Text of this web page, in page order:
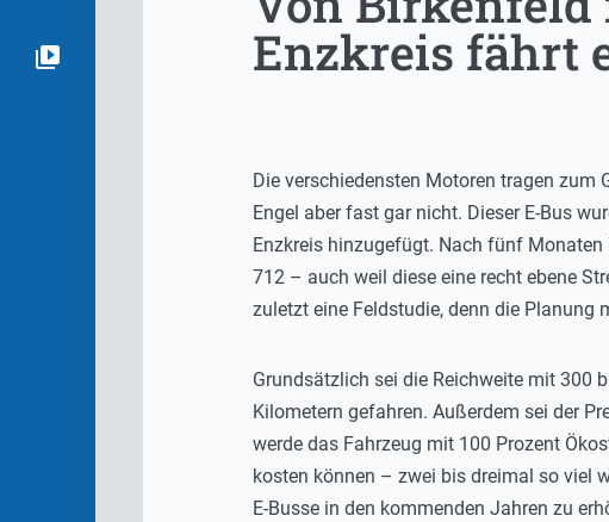
Enzkreis fährt
Die verschiedensten Motoren tragen zum
Engel aber fast gar nicht. Dieser E-Bus
Enzkreis hinzugefügt. Nach fünf
712 – auch weil diese eine recht ebene
zuletzt eine Feldstudie, denn die Planung
Grundsätzlich sei die Reichweite mit 300
Kilometern gefahren. Außerdem sei der
werde das Fahrzeug mit 100 Prozent
kosten können – zwei bis dreimal so viel
E-Busse in den kommenden Jahren zu